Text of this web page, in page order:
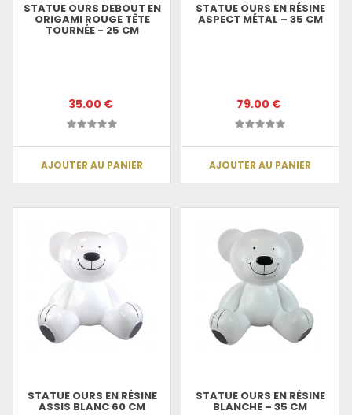
STATUE OURS DEBOUT EN
ORIGAMI ROUGE TÊTE
TOURNÉE - 25 CM
35.00 €
AJOUTER AU PANIER
STATUE OURS EN RÉSINE
ASPECT MÉTAL – 35 CM
79.00 €
AJOUTER AU PANIER
STATUE OURS EN RÉSINE
ASSIS BLANC 60 CM
STATUE OURS EN RÉSINE
BLANCHE – 35 CM